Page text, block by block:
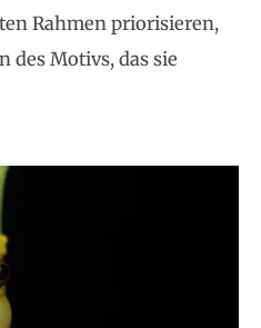
Rahmen priorisieren,
des Motivs, das sie